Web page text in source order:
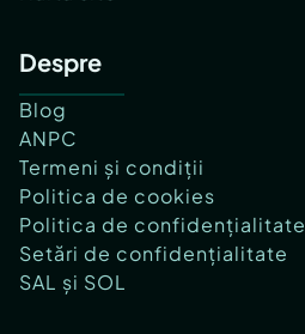
Despre
Blog
ANPC
Termeni și condiții
Politica de cookies
Politica de confidențialitate
Setări de confidențialitate
SAL și SOL